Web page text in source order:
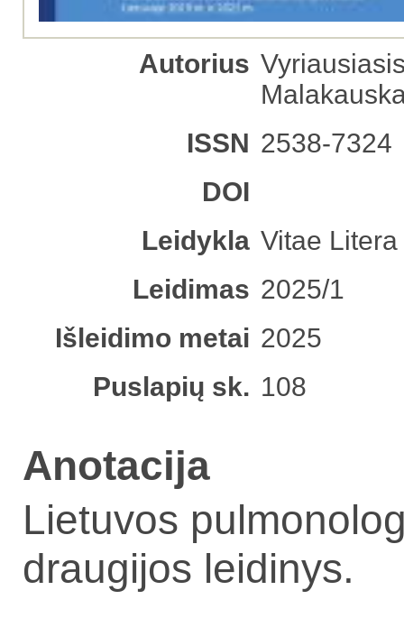
Autorius
ISSN 2538-7324
DOI
Leidykla Vitae
Leidimas 2025/1
Išleidimo metai 2025
Puslapių sk. 108
Anotacija
Lietuvos
draugijos leidinys.